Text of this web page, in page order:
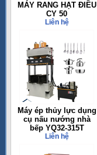
MÁY RANG HẠT ĐIỀU
CY 50
Liên hệ
Máy ép thủy lực dụng
cụ nấu nướng nhà
bếp YQ32-315T
Liên hệ